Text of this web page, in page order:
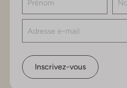
Inscrivez-vous